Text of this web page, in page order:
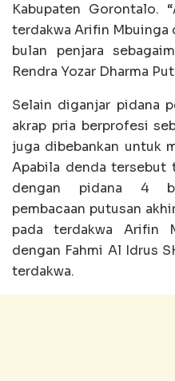
Kabupaten Gorontalo.
terdakwa Arifin Mbuinga
bulan penjara
Rendra Yozar Dharma
Selain diganjar pidana
akrap pria berprofesi
juga dibebankan untuk
Apabila denda tersebut
dengan pidana 4
pembacaan putusan
pada terdakwa Arifin
dengan Fahmi Al Idrus
terdakwa.